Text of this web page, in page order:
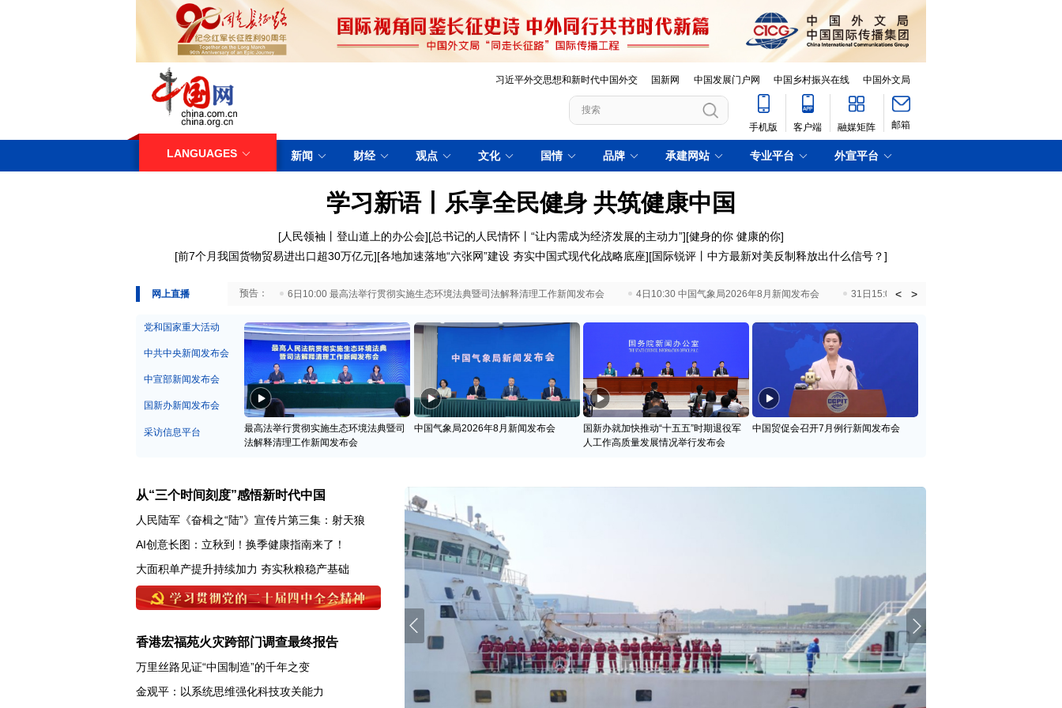
习近平外交思想和新时代中国外交 国新网 中国发展门户网 中国乡村振兴在线 中国外文局
手机版 客户端 融媒矩阵 邮箱
LANGUAGES 新闻 财经 观点 文化 国情 品牌 承建网站 专业平台 外宣平台
学习新语丨乐享全民健身 共筑健康中国
[人民领袖丨登山道上的办公会][总书记的人民情怀丨“让内需成为经济发展的主动力”][健身的你 健康的你]
[前7个月我国货物贸易进出口超30万亿元][各地加速落地“六张网”建设 夯实中国式现代化战略底座][国际锐评丨中方最新对美反制释放出什么信号？]
网上直播
29日10:00 国务院台湾事务办公室7月29日举行新闻发布会 6日10:00 最高法举行贯彻实施生态环境法典暨司法解释清理工作新闻发布会 4日10:30 中国气象局2026年8月新闻发布会 31日15:00 国新办就加快推动“十五五”时期退役
< >
党和国家重大活动
中共中央新闻发布会
中宣部新闻发布会
国新办新闻发布会
采访信息平台
最高法举行贯彻实施生态环境法典暨司
法解释清理工作新闻发布会
中国气象局2026年8月新闻发布会
国新办就加快推动“十五五”时期退役军
人工作高质量发展情况举行发布会
中国贸促会召开7月例行新闻发布会
从“三个时间刻度”感悟新时代中国
人民陆军《奋楫之“陆”》宣传片第三集：射天狼
AI创意长图：立秋到！换季健康指南来了！
大面积单产提升持续加力 夯实秋粮稳产基础
香港宏福苑火灾跨部门调查最终报告
万里丝路见证“中国制造”的千年之变
金观平：以系统思维强化科技攻关能力